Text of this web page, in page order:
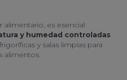
es esencial
y humedad controladas
y salas limpias para
alimentos.